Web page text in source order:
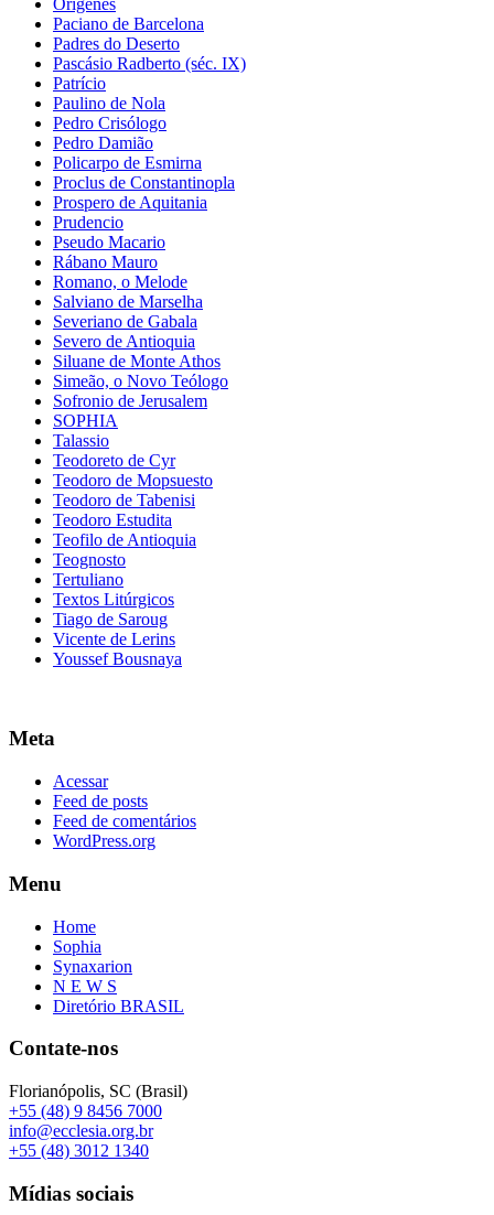
Paciano de Barcelona
Padres do Deserto
Pascásio Radberto (séc. IX)
Patrício
Paulino de Nola
Pedro Crisólogo
Pedro Damião
Policarpo de Esmirna
Proclus de Constantinopla
Prospero de Aquitania
Prudencio
Pseudo Macario
Rábano Mauro
Romano, o Melode
Salviano de Marselha
Severiano de Gabala
Severo de Antioquia
Siluane de Monte Athos
Simeão, o Novo Teólogo
Sofronio de Jerusalem
SOPHIA
Talassio
Teodoreto de Cyr
Teodoro de Mopsuesto
Teodoro de Tabenisi
Teodoro Estudita
Teofilo de Antioquia
Teognosto
Tertuliano
Textos Litúrgicos
Tiago de Saroug
Vicente de Lerins
Youssef Bousnaya
Meta
Acessar
Feed de posts
Feed de comentários
WordPress.org
Menu
Home
Sophia
Synaxarion
N E W S
Diretório BRASIL
Contate-nos
Florianópolis, SC (Brasil)
+55 (48) 9 8456 7000
info@ecclesia.org.br
+55 (48) 3012 1340
Mídias sociais